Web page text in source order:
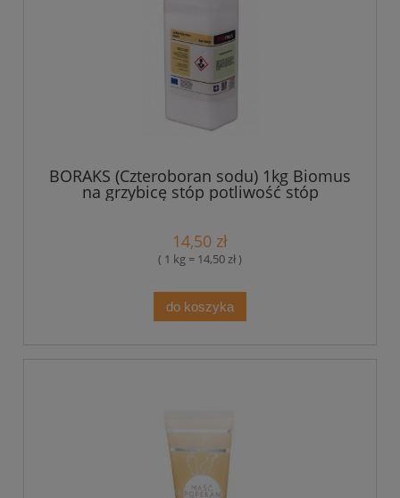
BORAKS (Czteroboran sodu) 1kg Biomus
na grzybicę stóp potliwość stóp
14,50 zł
( 1 kg = 14,50 zł )
do koszyka